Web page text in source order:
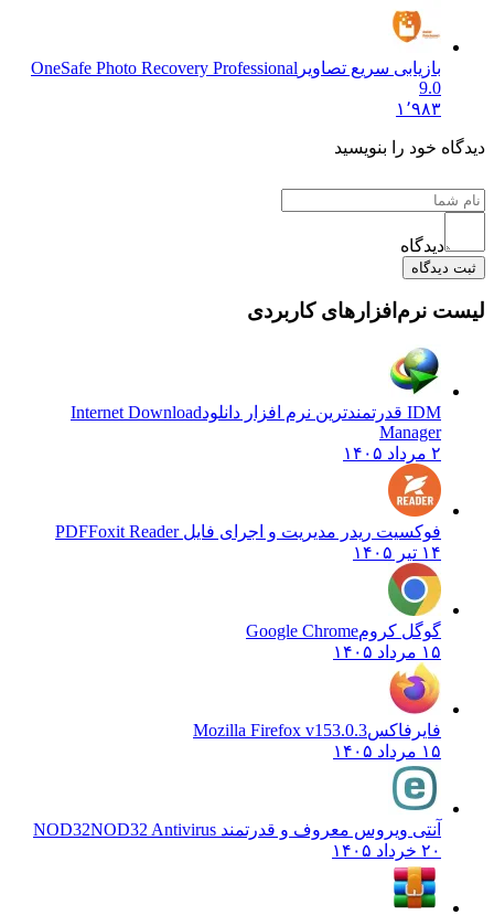
بازیابی سریع تصاویر OneSafe Photo Recovery Professional
9.0
۱٬۹۸۳
دیدگاه خود را بنویسید
دیدگاه
ثبت دیدگاه
لیست نرم‌افزارهای کاربردی
IDM قدرتمندترین نرم افزار دانلود
Internet Download
Manager
۲ مرداد ۱۴۰۵
فوکسیت ریدر مدیریت و اجرای فایل PDFFoxit Reader
۱۴ تیر ۱۴۰۵
گوگل کرومGoogle Chrome
۱۵ مرداد ۱۴۰۵
فایرفاکسMozilla Firefox v153.0.3
۱۵ مرداد ۱۴۰۵
آنتی ویروس معروف و قدرتمند NOD32 NOD32 Antivirus
۲۰ خرداد ۱۴۰۵